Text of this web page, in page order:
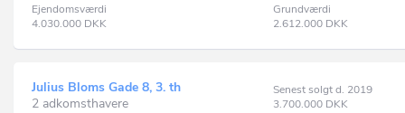
Ejendomsværdi
4.030.000 DKK
Grundværdi
2.612.000 DKK
Julius Bloms Gade 8, 3. th
2 adkomsthavere
Senest solgt d. 2019
3.700.000 DKK